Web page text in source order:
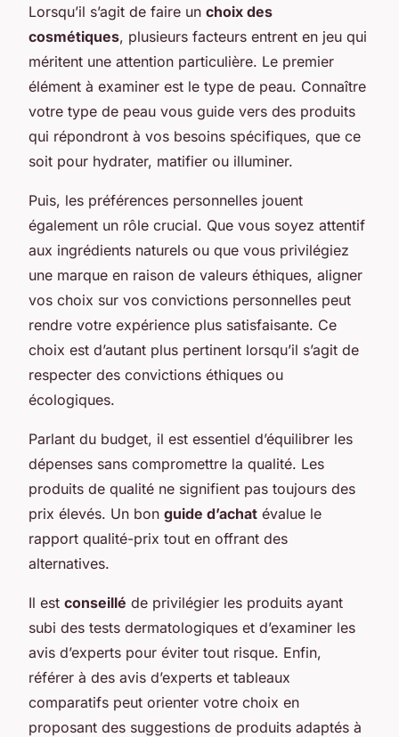
Lorsqu’il s’agit de faire un choix des
cosmétiques, plusieurs facteurs entrent en jeu qui
méritent une attention particulière. Le premier
élément à examiner est le type de peau. Connaître
votre type de peau vous guide vers des produits
qui répondront à vos besoins spécifiques, que ce
soit pour hydrater, matifier ou illuminer.
Puis, les préférences personnelles jouent
également un rôle crucial. Que vous soyez attentif
aux ingrédients naturels ou que vous privilégiez
une marque en raison de valeurs éthiques, aligner
vos choix sur vos convictions personnelles peut
rendre votre expérience plus satisfaisante. Ce
choix est d’autant plus pertinent lorsqu’il s’agit de
respecter des convictions éthiques ou
écologiques.
Parlant du budget, il est essentiel d’équilibrer les
dépenses sans compromettre la qualité. Les
produits de qualité ne signifient pas toujours des
prix élevés. Un bon guide d’achat évalue le
rapport qualité-prix tout en offrant des
alternatives.
Il est conseillé de privilégier les produits ayant
subi des tests dermatologiques et d’examiner les
avis d’experts pour éviter tout risque. Enfin,
référer à des avis d’experts et tableaux
comparatifs peut orienter votre choix en
proposant des suggestions de produits adaptés à